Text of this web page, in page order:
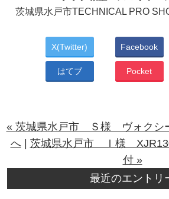
茨城県水戸市TECHNICAL PRO
X(Twitter) Facebook
はてブ Pocket
« 茨城県水戸市 Ｓ様 ヴォクシ
へ| 茨城県水戸市 Ｉ様
付 »
最近のエントリ